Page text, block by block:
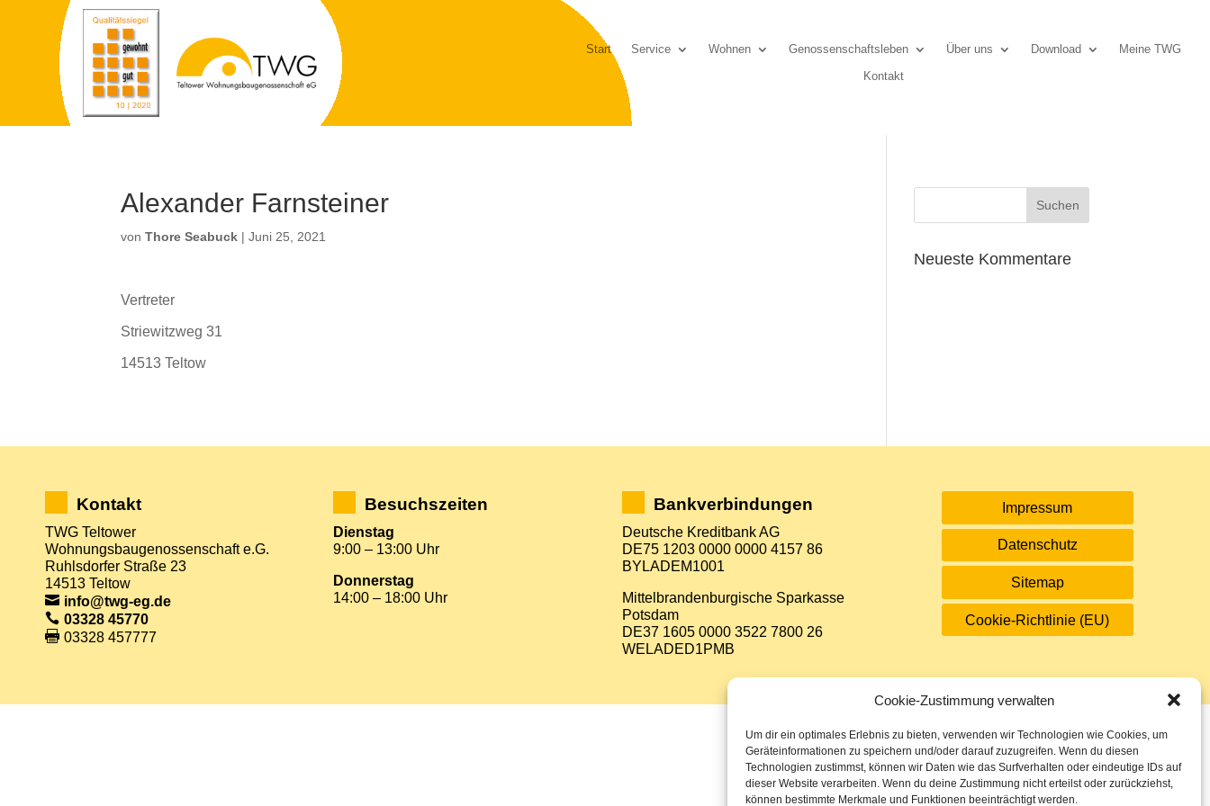
Cookie-Zustimmung verwalten
Um dir ein optimales Erlebnis zu bieten, verwenden wir Technologien wie Cookies, um
Geräteinformationen zu speichern und/oder darauf zuzugreifen. Wenn du diesen
Technologien zustimmst, können wir Daten wie das Surfverhalten oder eindeutige IDs auf
dieser Website verarbeiten. Wenn du deine Zustimmung nicht erteilst oder zurückziehst,
können bestimmte Merkmale und Funktionen beeinträchtigt werden.
Start Service Wohnen Genossenschaftsleben Über uns Download Meine TWG
Kontakt
Alexander Farnsteiner
vonThore Seabuck |Juni 25, 2021
Vertreter
Striewitzweg 31
14513 Teltow
Neueste Kommentare
Kontakt
TWG Teltower
Wohnungsbaugenossenschaft e.G.
Ruhlsdorfer Straße 23
14513 Teltow
info@twg-eg.de
03328 45770
03328 457777
Besuchszeiten
Dienstag
9:00 – 13:00 Uhr
Donnerstag
14:00 – 18:00 Uhr
Bankverbindungen
Deutsche Kreditbank AG
DE75 1203 0000 0000 4157 86
BYLADEM1001
Mittelbrandenburgische Sparkasse
Potsdam
DE37 1605 0000 3522 7800 26
WELADED1PMB
Impressum
Datenschutz
Sitemap
Cookie-Richtlinie (EU)